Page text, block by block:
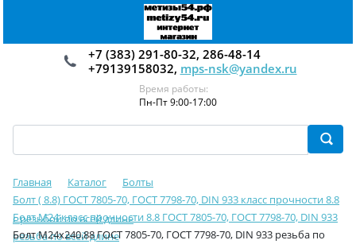
+7 (383) 291-80-32, 286-48-14
+79139158032, mps-nsk@yandex.ru
Время работы:
Пн-Пт 9:00-17:00
Главная Каталог
Болты
Болт ( 8.8) ГОСТ 7805-70, ГОСТ 7798-70, DIN 933 класс прочности 8.8
с резьбой по всей длине
Болт М24 класс прочности 8.8 ГОСТ 7805-70, ГОСТ 7798-70, DIN 933
резьба по всей длине
Болт М24х240.88 ГОСТ 7805-70, ГОСТ 7798-70, DIN 933 резьба по